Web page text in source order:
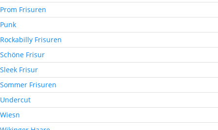
Prom Frisuren
Punk
Rockabilly Frisuren
Schöne Frisur
Sleek Frisur
Sommer Frisuren
Undercut
Wiesn